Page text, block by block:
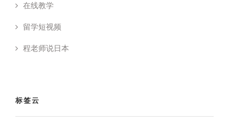
在线教学
留学短视频
程老师说日本
标签云